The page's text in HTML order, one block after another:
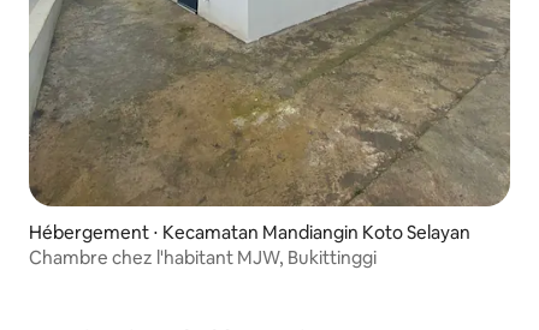
Hébergement ⋅ Kecamatan Mandiangin Koto Selayan
Chambre chez l'habitant MJW, Bukittinggi